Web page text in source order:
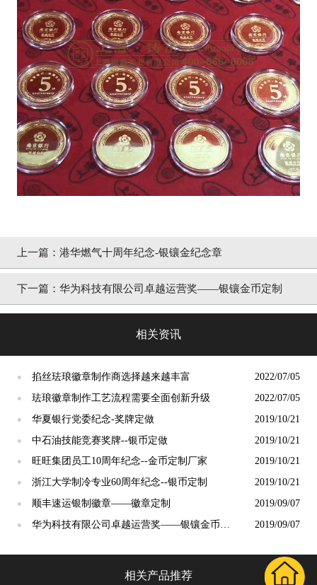
上一篇： 港华燃气十周年纪念-银镶金纪念章
下一篇： 华为科技有限公司卓越运营奖——银镶金币定制
相关资讯
● 掐丝珐琅徽章制作商选择越来越丰富 2022/07/05
● 珐琅徽章制作工艺流程需要全面创新升级 2022/07/05
● 华夏银行党委纪念-奖牌定做 2019/10/21
● 中石油技能竞赛奖牌--银币定做 2019/10/21
● 旺旺集团员工10周年纪念--金币定制厂家 2019/10/21
● 浙江大学制冷专业60周年纪念--银币定制 2019/10/21
● 顺丰速运银制徽章——徽章定制 2019/09/07
●
华为科技有限公司卓越运营奖——银镶金币定
2019/09/07
相关产品推荐